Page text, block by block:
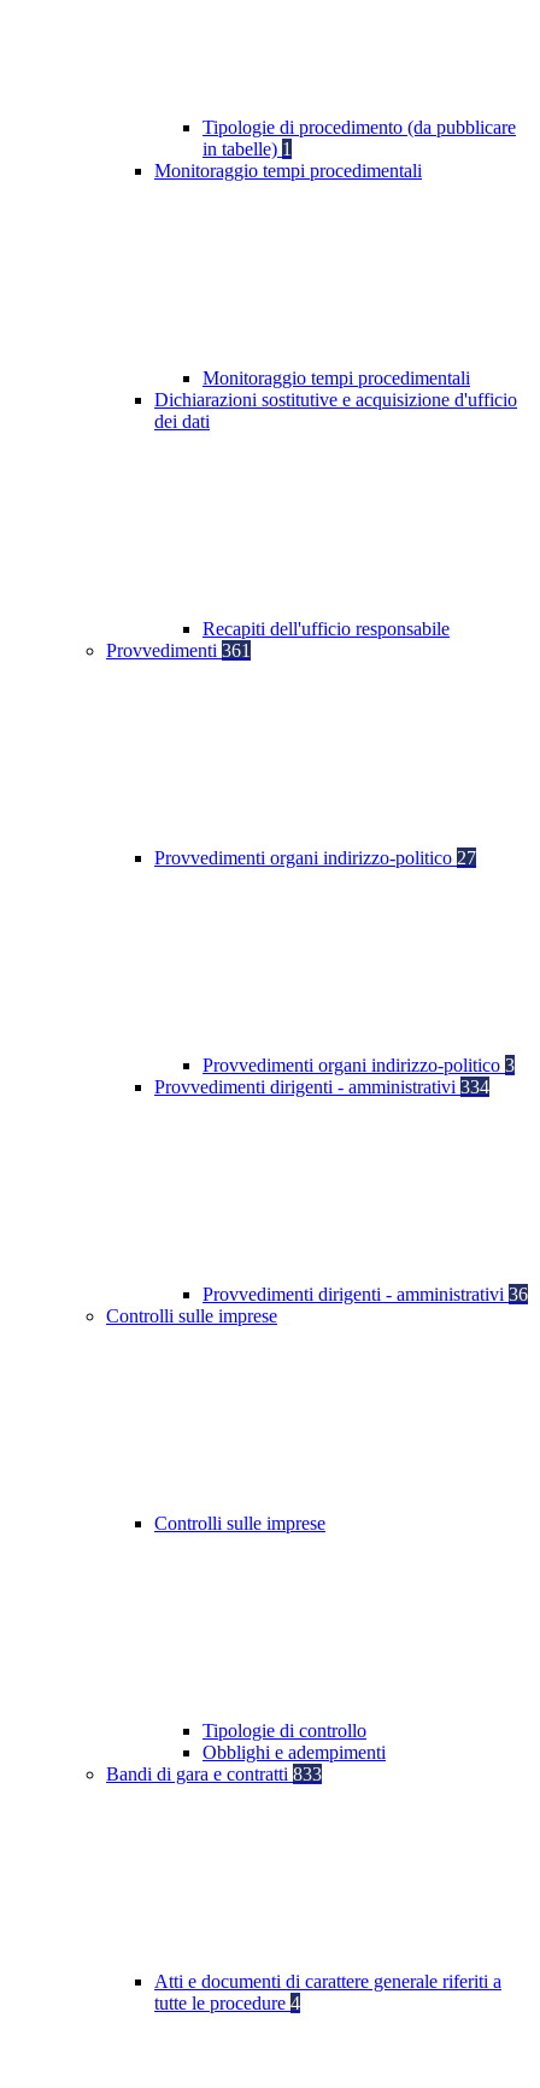
Tipologie di procedimento (da pubblicare
in tabelle) 1
Monitoraggio tempi procedimentali
Monitoraggio tempi procedimentali
Dichiarazioni sostitutive e acquisizione d'ufficio
dei dati
Recapiti dell'ufficio responsabile
Provvedimenti 361
Provvedimenti organi indirizzo-politico 27
Provvedimenti organi indirizzo-politico 3
Provvedimenti dirigenti - amministrativi 334
Provvedimenti dirigenti - amministrativi 36
Controlli sulle imprese
Controlli sulle imprese
Tipologie di controllo
Obblighi e adempimenti
Bandi di gara e contratti 833
Atti e documenti di carattere generale riferiti a
tutte le procedure 4